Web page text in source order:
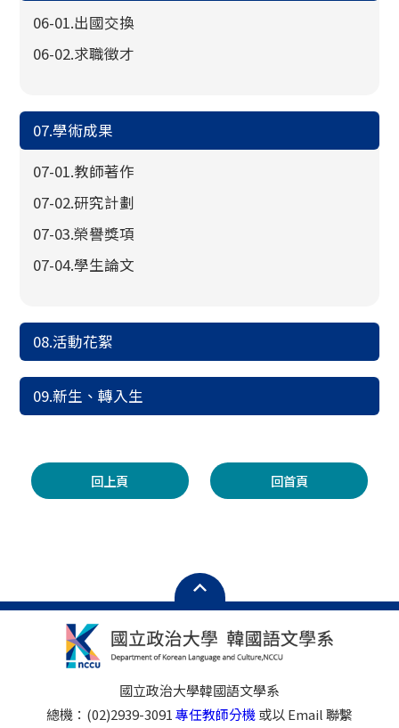
06-01.出國交換
06-02.求職徵才
07.學術成果
07-01.教師著作
07-02.研究計劃
07-03.榮譽獎項
07-04.學生論文
08.活動花絮
09.新生、轉入生
回上頁 回首頁
國立政治大學韓國語文學系
總機：(02)2939-3091 專任教師分機或以 Email 聯繫